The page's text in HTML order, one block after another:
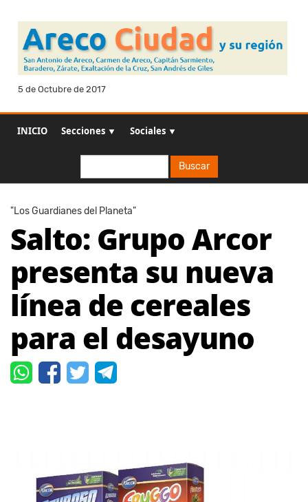
5 de Octubre de 2017
INICIO Secciones ▼ Sociales ▼
Buscar
"Los Guardianes del Planeta"
Salto: Grupo Arcor
presenta su nueva
línea de cereales
para el desayuno